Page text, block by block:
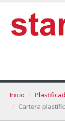
Inicio
Cartera